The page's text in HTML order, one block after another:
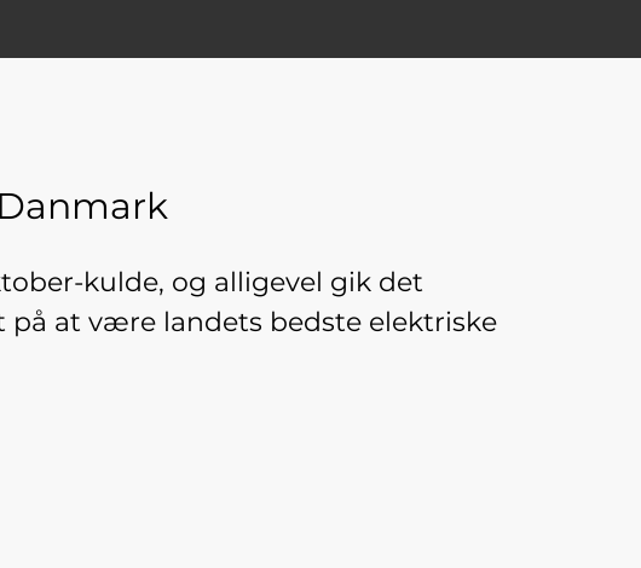
kulde, og alligevel gik det
at være landets bedste elektriske